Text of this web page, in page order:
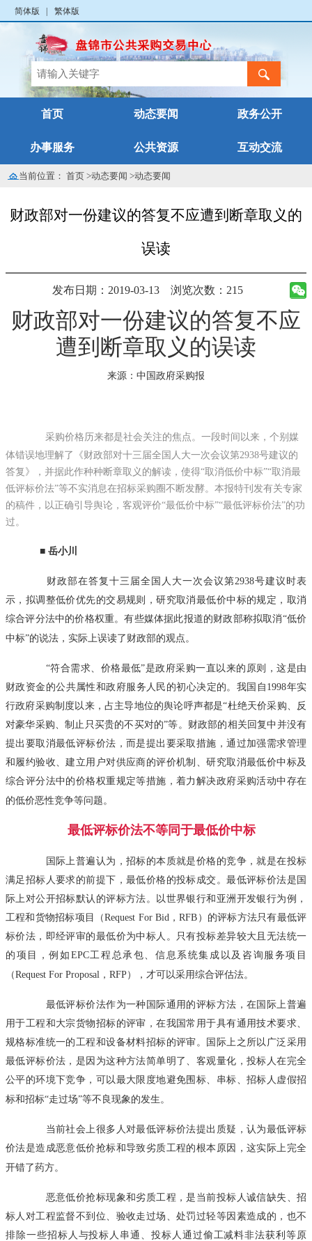
简体版 繁体版
首页 动态要闻 政务公开
办事服务 公共资源 互动交流
当前位置：首页 >动态要闻 >动态要闻
财政部对一份建议的答复不应遭到断章取义的
误读
发布日期：2019-03-13 浏览次数：215
财政部对一份建议的答复不应
遭到断章取义的误读
来源：中国政府采购报
采购价格历来都是社会关注的焦点。一段时间以来，个别媒
体错误地理解了《财政部对十三届全国人大一次会议第2938号建议的
答复》，并据此作种种断章取义的解读，使得“取消低价中标”“取消最
低评标价法”等不实消息在招标采购圈不断发酵。本报特刊发有关专家
的稿件，以正确引导舆论，客观评价“最低价中标”“最低评标价法”的功
过。
■ 岳小川
财政部在答复十三届全国人大一次会议第2938号建议时表
示，拟调整低价优先的交易规则，研究取消最低价中标的规定，取消
综合评分法中的价格权重。有些媒体据此报道的财政部称拟取消“低价
中标”的说法，实际上误读了财政部的观点。
“符合需求、价格最低”是政府采购一直以来的原则，这是由
财政资金的公共属性和政府服务人民的初心决定的。我国自1998年实
行政府采购制度以来，占主导地位的舆论呼声都是“杜绝天价采购、反
对豪华采购、制止只买贵的不买对的”等。财政部的相关回复中并没有
提出要取消最低评标价法，而是提出要采取措施，通过加强需求管理
和履约验收、建立用户对供应商的评价机制、研究取消最低价中标及
综合评分法中的价格权重规定等措施，着力解决政府采购活动中存在
的低价恶性竞争等问题。
最低评标价法不等同于最低价中标
国际上普遍认为，招标的本质就是价格的竞争，就是在投标
满足招标人要求的前提下，最低价格的投标成交。最低评标价法是国
际上对公开招标默认的评标方法。以世界银行和亚洲开发银行为例，
工程和货物招标项目（Request For Bid，RFB）的评标方法只有最低评
标价法，即经评审的最低价为中标人。只有投标差异较大且无法统一
的项目，例如EPC工程总承包、信息系统集成以及咨询服务项目
（Request For Proposal，RFP），才可以采用综合评估法。
最低评标价法作为一种国际通用的评标方法，在国际上普遍
用于工程和大宗货物招标的评审，在我国常用于具有通用技术要求、
规格标准统一的工程和设备材料招标的评审。国际上之所以广泛采用
最低评标价法，是因为这种方法简单明了、客观量化，投标人在完全
公平的环境下竞争，可以最大限度地避免围标、串标、招标人虚假招
标和招标“走过场”等不良现象的发生。
当前社会上很多人对最低评标价法提出质疑，认为最低评标
价法是造成恶意低价抢标和导致劣质工程的根本原因，这实际上完全
开错了药方。
恶意低价抢标现象和劣质工程，是当前投标人诚信缺失、招
标人对工程监督不到位、验收走过场、处罚过轻等因素造成的，也不
排除一些招标人与投标人串通、投标人通过偷工减料非法获利等原